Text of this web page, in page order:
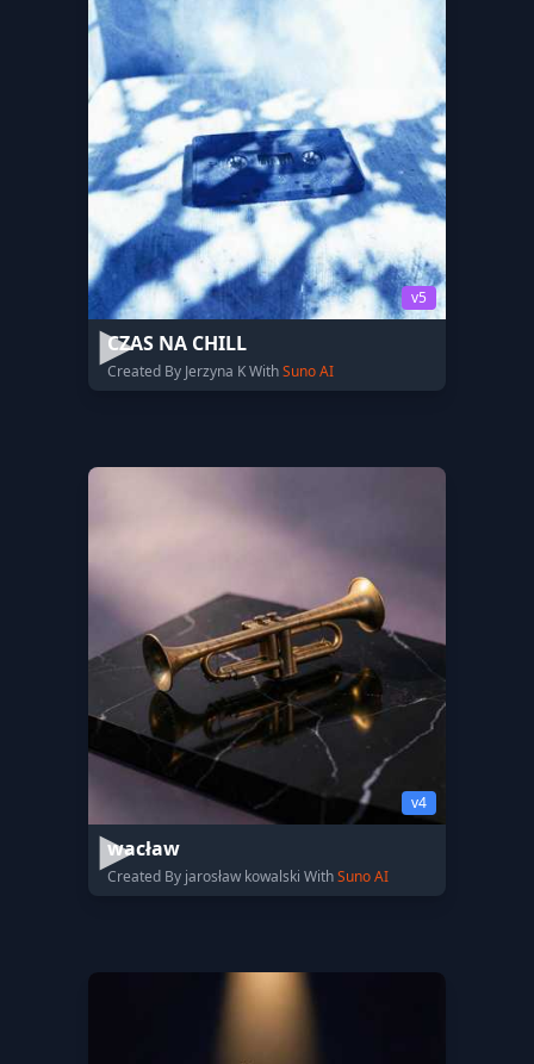
v5
CZAS NA CHILL
Created By Jerzyna K WithSuno AI
v4
wacław
Created By jarosław kowalski WithSuno AI